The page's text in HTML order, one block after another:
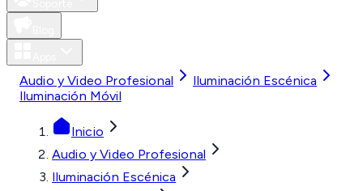
Audio y Video Profesional
Iluminación Escénica
Iluminación Móvil
Inicio
Audio y Video Profesional
Iluminación Escénica